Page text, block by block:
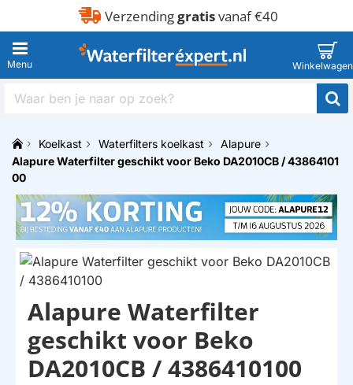
Verzendinggratisvanaf €40
Waar
naar
op
zoek?
h
o
e
Koelkast Waterfilters koelkast
Alapure
Alapure Waterfilter geschikt voor Beko DA2010CB / 43864101
00
HUISMERK
Alapure Waterfilter
geschikt voor Beko
DA2010CB / 4386410100